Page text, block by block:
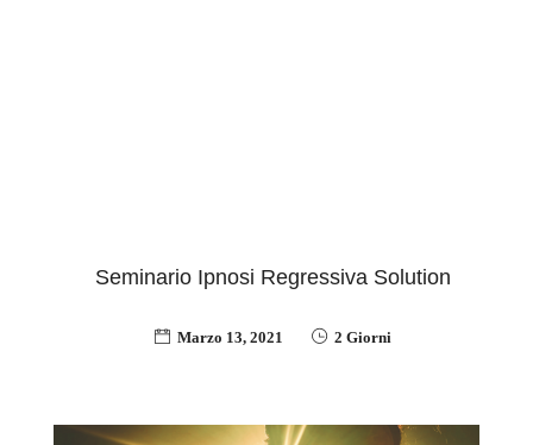
Seminario Ipnosi Regressiva Solution
Marzo 13, 2021 2 Giorni